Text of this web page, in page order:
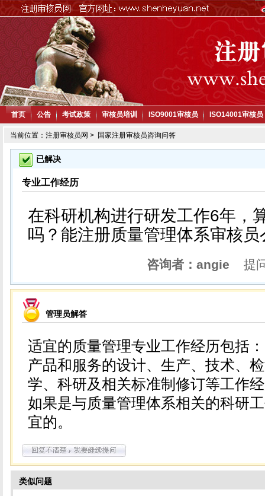
首页 公告 考试政策 审核员培训 ISO9001审核员 ISO14001审核员
当前位置： 注册审核员网 > 国家注册审核员咨询问答
已解决
专业工作经历
在科研机构进行研发工作6年，
吗？能注册质量管理体系审核员
咨询者：angie 提
管理员解答
适宜的质量管理专业工作经历包括：
产品和服务的设计、生产、技术、
学、科研及相关标准制修订等工作
如果是与质量管理体系相关的科研
宜的。
类似问题